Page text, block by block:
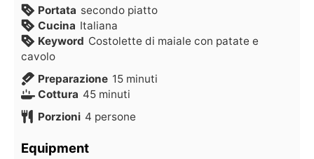
Portata secondo piatto
Cucina Italiana
Keyword Costolette di maiale con patate e
cavolo
Preparazione 15 minuti
Cottura 45 minuti
Porzioni 4 persone
Equipment